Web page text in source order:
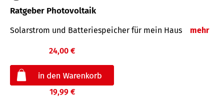
Ratgeber Photovoltaik
Solarstrom und Batteriespeicher für mein Haus mehr
24,00 €
19,99 €